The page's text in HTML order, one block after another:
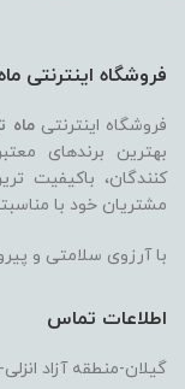
فروشگاه اینترنتی
فروشگاه اینترنتیماه
بهترین برندهای
کنندگان، باکیفیت
مشتریان خود با
با آرزوی سلامتی و
اطلاعات تماس
گیلان-منطقه آزاد